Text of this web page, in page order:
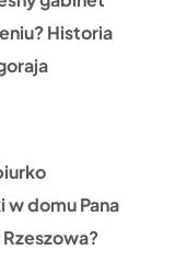
Historia
domu Pana